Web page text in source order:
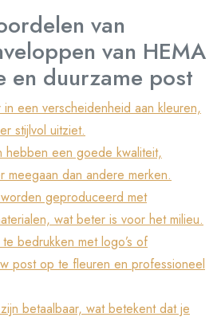
van
van HEMA
en duurzame post
een verscheidenheid aan kleuren,
stijlvol uitziet.
hebben een goede kwaliteit,
meegaan dan andere merken.
geproduceerd met
wat beter is voor het milieu.
bedrukken met logo’s of
post op te fleuren en professioneel
betaalbaar, wat betekent dat je